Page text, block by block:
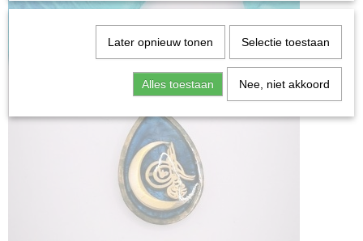
Later opnieuw tonen Selectie toestaan
Alles toestaan Nee, niet akkoord